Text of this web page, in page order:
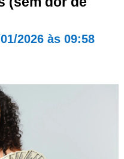
2026 às 09:58